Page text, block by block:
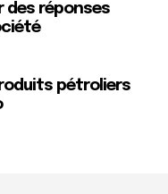
des réponses
pétroliers